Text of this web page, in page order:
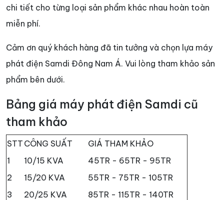
chi tiết cho từng loại sản phẩm khác nhau hoàn toàn
miễn phí.
Cảm ơn quý khách hàng đã tin tưởng và chọn lựa máy
phát điện Samdi Đông Nam Á. Vui lòng tham khảo sản
phẩm bên dưới.
Bảng giá máy phát điện Samdi cũ
tham khảo
STT CÔNG SUẤT
GIÁ THAM KHẢO
1
10/15 KVA
45TR - 65TR - 95TR
2
15/20 KVA
55TR - 75TR - 105TR
3
20/25 KVA
85TR - 115TR - 140TR